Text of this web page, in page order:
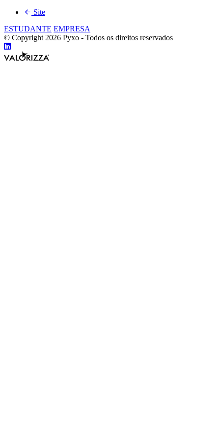
Site
ESTUDANTE EMPRESA
© Copyright 2026 Pyxo - Todos os direitos reservados
Compartilhar
no
Linkedin
Valorizza
Desenvolvimento